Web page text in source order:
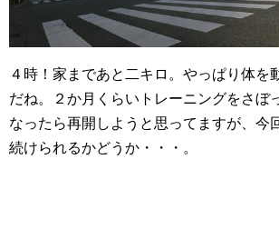
４時！家まであと二キロ。やっぱり体を
だね。２か月くらいトレーニングをさぼ
なったら再開しようと思ってますが、今
続けられるかどうか・・・。